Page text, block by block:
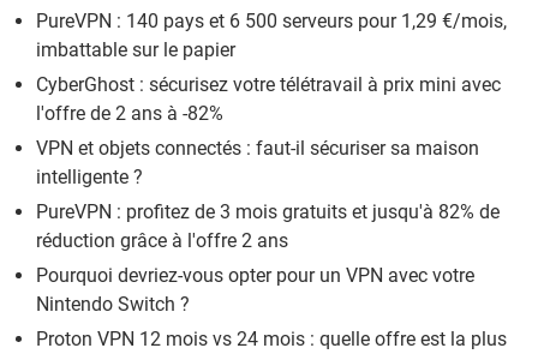
PureVPN : 140 pays et 6 500 serveurs pour 1,29 €/mois,
imbattable sur le papier
CyberGhost : sécurisez votre télétravail à prix mini avec
l'offre de 2 ans à -82%
VPN et objets connectés : faut-il sécuriser sa maison
intelligente ?
PureVPN : profitez de 3 mois gratuits et jusqu'à 82% de
réduction grâce à l'offre 2 ans
Pourquoi devriez-vous opter pour un VPN avec votre
Nintendo Switch ?
Proton VPN 12 mois vs 24 mois : quelle offre est la plus